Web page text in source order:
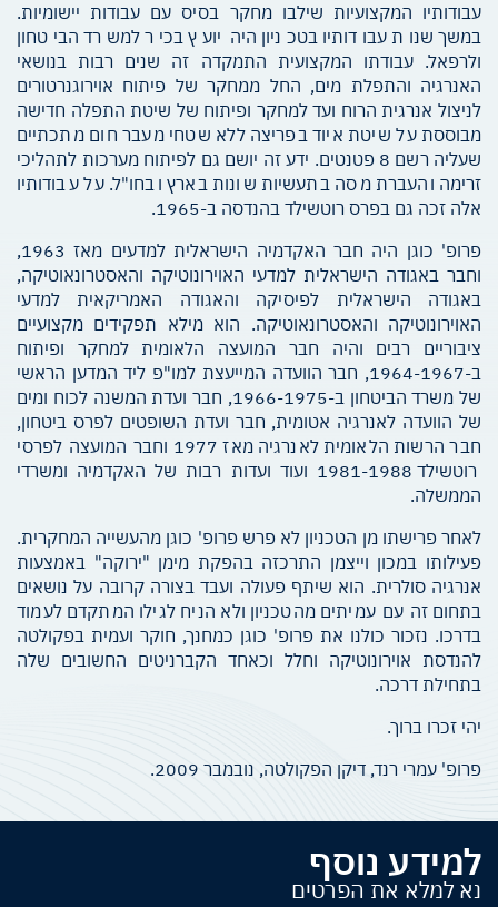
עבודותיו המקצועיות שילבו מחקר בסיס עם עבודות יישומיות.
במשך שנות עבודותיו בטכניון היה יועץ בכיר למשרד הביטחון
ולרפאל. עבודתו המקצועית התמקדה זה שנים רבות בנושאי
האנרגיה והתפלת מים, החל ממחקר של פיתוח אוירוגנרטורים
לניצול אנרגית הרוח ועד למחקר ופיתוח של שיטת התפלה חדישה
מבוססת על שיטת איוד בפריצה ללא שטחי מעבר חום מתכתיים
שעליה רשם 8 פטנטים. ידע זה יושם גם לפיתוח מערכות לתהליכי
זרימה והעברת מסה בתעשיות שונות בארץ ובחו"ל. על עבודותיו
אלה זכה גם בפרס רוטשילד בהנדסה ב-1965.
פרופ' כוגן היה חבר האקדמיה הישראלית למדעים מאז 1963,
וחבר באגודה הישראלית למדעי האוירונוטיקה והאסטרונאוטיקה,
באגודה הישראלית לפיסיקה והאגודה האמריקאית למדעי
האוירונוטיקה והאסטרונאוטיקה. הוא מילא תפקידים מקצועיים
ציבוריים רבים והיה חבר המועצה הלאומית למחקר ופיתוח
ב-1964-1967, חבר הוועדה המייעצת למו"פ ליד המדען הראשי
של משרד הביטחון ב-1966-1975, חבר ועדת המשנה לכוח ומים
של הוועדה לאנרגיה אטומית, חבר ועדת השופטים לפרס ביטחון,
חבר הרשות הלאומית לאנרגיה מאז 1977 וחבר המועצה לפרסי
רוטשילד 1981-1988 ועוד ועדות רבות של האקדמיה ומשרדי
הממשלה.
לאחר פרישתו מן הטכניון לא פרש פרופ' כוגן מהעשייה המחקרית.
פעילותו במכון וייצמן התרכזה בהפקת מימן "ירוקה" באמצעות
אנרגיה סולרית. הוא שיתף פעולה ועבד בצורה קרובה על נושאים
בתחום זה עם עמיתים מהטכניון ולא הניח לגילו המתקדם לעמוד
בדרכו. נזכור כולנו את פרופ' כוגן כמחנך, חוקר ועמית בפקולטה
להנדסת אוירונוטיקה וחלל וכאחד הקברניטים החשובים שלה
בתחילת דרכה.
יהי זכרו ברוך.
פרופ' עמרי רנד, דיקן הפקולטה, נובמבר 2009.
למידע נוסף
נא למלא את הפרטים